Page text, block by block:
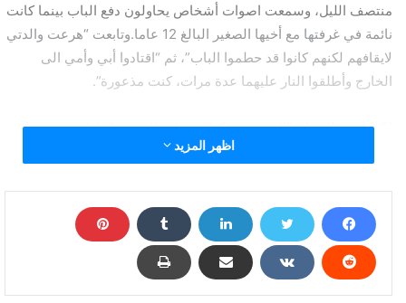
منتصف الليل، وسمعت اصوات أشخاص يحاولون دفع الباب بينما كانت
نائمة في غرفتها مع أخيها الصغير البالغ 12 عاما.وتابعت “هرعت والدتي
لايقافهم لكنهم كانوا قد حطموا الباب”، ثم “اقتادوا أبي وأمي الى
الخارج وأطلقوا النار عليهما عدة مرات، كنت مذعورة”.
لكن قمر قالت إن “الغضب تملكها” بعد لحظات، ف”تناولت مسدسا
كان لدينا في المنزل، توجهت الى الباب وأطلقت النار عليهم”.
بدا انه قائد المجموعة الرد باطلاق النار، وقالت “أخذ أخي المسدس
مني وأطلق النار عليه. فهرب المسلح قبل أن يعود لاحقا”.
وعندها وصل العديد من أهل القرية وعناصر ميليشيات موالية للحكومة
ليحصل اشتباك استمر طويلا قبل ان يفر مقاتلو طالبان في نهاية
اظهر المزيد